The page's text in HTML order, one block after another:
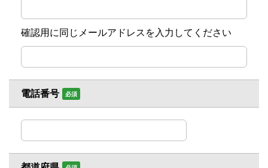
確認用に同じメールアドレスを入力してください
電話番号 必須